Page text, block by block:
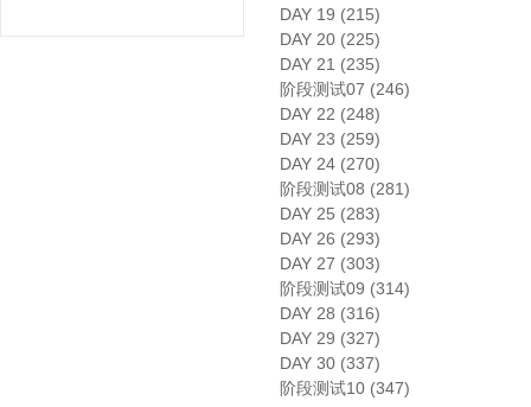
DAY 19 (215)
DAY 20 (225)
DAY 21 (235)
阶段测试07 (246)
DAY 22 (248)
DAY 23 (259)
DAY 24 (270)
阶段测试08 (281)
DAY 25 (283)
DAY 26 (293)
DAY 27 (303)
阶段测试09 (314)
DAY 28 (316)
DAY 29 (327)
DAY 30 (337)
阶段测试10 (347)